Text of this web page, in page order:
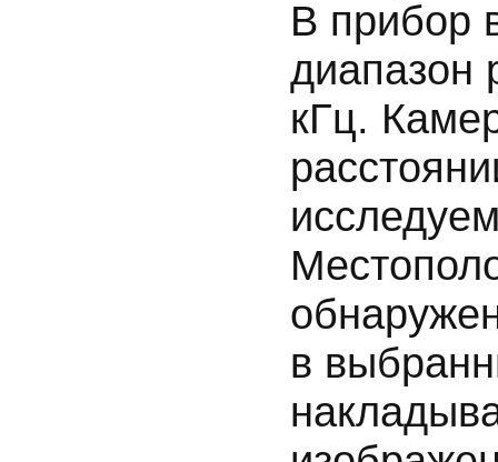
В прибор
диапазон
кГц.
в